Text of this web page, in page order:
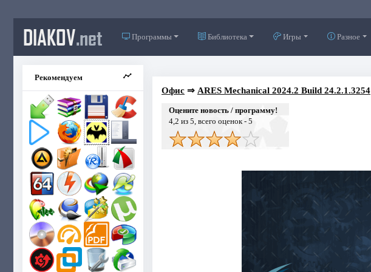
DIAKOV.net Программы Библиотека Игры Разное
Рекомендуем
Офис⇒ ARES Mechanical 2024.2 Build 24.2.1.3254
Оцените новость / программу!
4,2 из 5, всего оценок - 5